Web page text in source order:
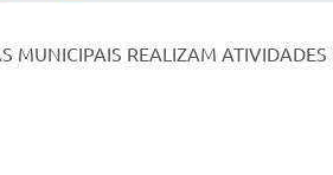
MUNICIPAIS REALIZAM